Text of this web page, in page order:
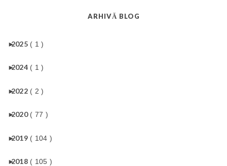
ARHIVĂ BLOG
►
2025 ( 1 )
►
2024 ( 1 )
►
2022 ( 2 )
►
2020 ( 77 )
►
2019 ( 104 )
►
2018 ( 105 )